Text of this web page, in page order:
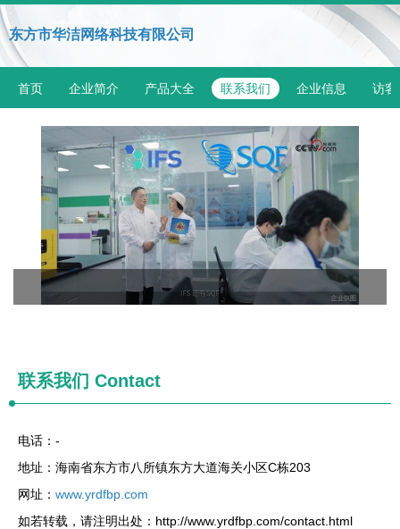
东方市华洁网络科技有限公司
首页 企业简介 产品大全 联系我们 企业信息 访客
联系我们 Contact
电话：-
地址：海南省东方市八所镇东方大道海关小区C栋203
网址： www.yrdfbp.com
如若转载，请注明出处：http://www.yrdfbp.com/contact.html